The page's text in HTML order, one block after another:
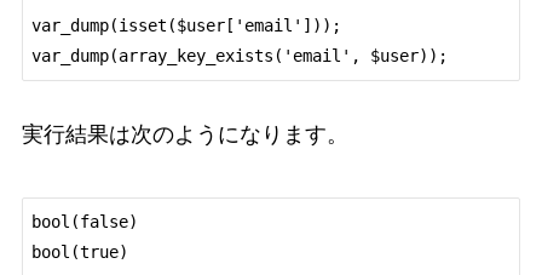
var_dump(isset($user['email']));
実行結果は次のようになります。
bool(false)